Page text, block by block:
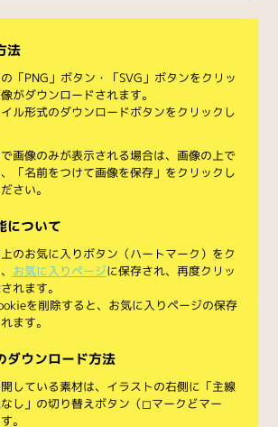
法
「PNG」ボタン・「SVG」ボタンをクリッ
がダウンロードされます。
ル形式のダウンロードボタンをクリックし
画像のみが表示される場合は、画像の上で
「名前をつけて画像を保存」をクリックし
さい。
について
のお気に入りボタン（ハートマーク）をク
お気に入りページに保存され、再度クリッ
れます。
を削除すると、お気に入りページの保存
ます。
ダウンロード方法
している素材は、イラストの右側に「主線
し」の切り替えボタン（◻︎マークと◼︎マー
。